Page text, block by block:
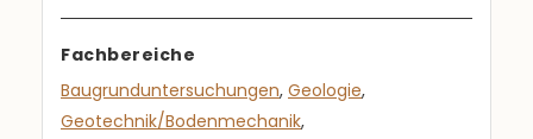
Fachbereiche
Baugrunduntersuchungen, Geologie,
Geotechnik/Bodenmechanik,